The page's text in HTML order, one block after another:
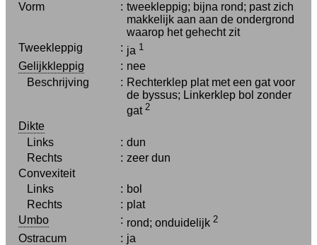
Vorm
: tweekleppig; bijna rond; past zich
makkelijk aan aan de ondergrond
waarop het gehecht zit
Tweekleppig
: ja 1
Gelijkkleppig : nee
Beschrijving
: Rechterklep plat met een gat voor
de byssus; Linkerklep bol zonder
gat 2
Dikte
Links
: dun
Rechts
: zeer dun
Convexiteit
Links
: bol
Rechts
: plat
Umbo
: rond; onduidelijk 2
Ostracum : ja